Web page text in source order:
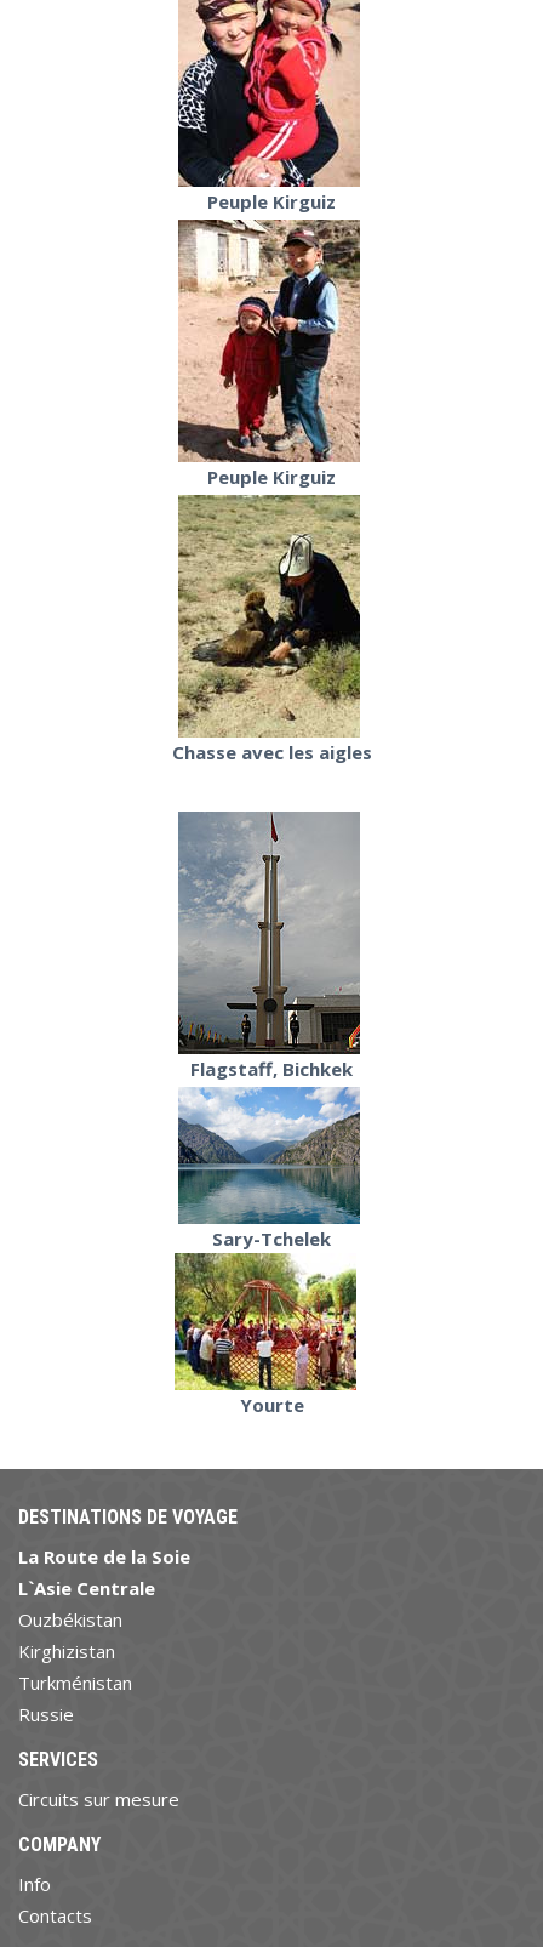
Peuple Kirguiz
Peuple Kirguiz
Chasse avec les aigles
Flagstaff, Bichkek
Sary-Tchelek
Yourte
DESTINATIONS DE VOYAGE
La Route de la Soie
L`Asie Centrale
Ouzbékistan
Kirghizistan
Turkménistan
Russie
SERVICES
Circuits sur mesure
COMPANY
Info
Contacts